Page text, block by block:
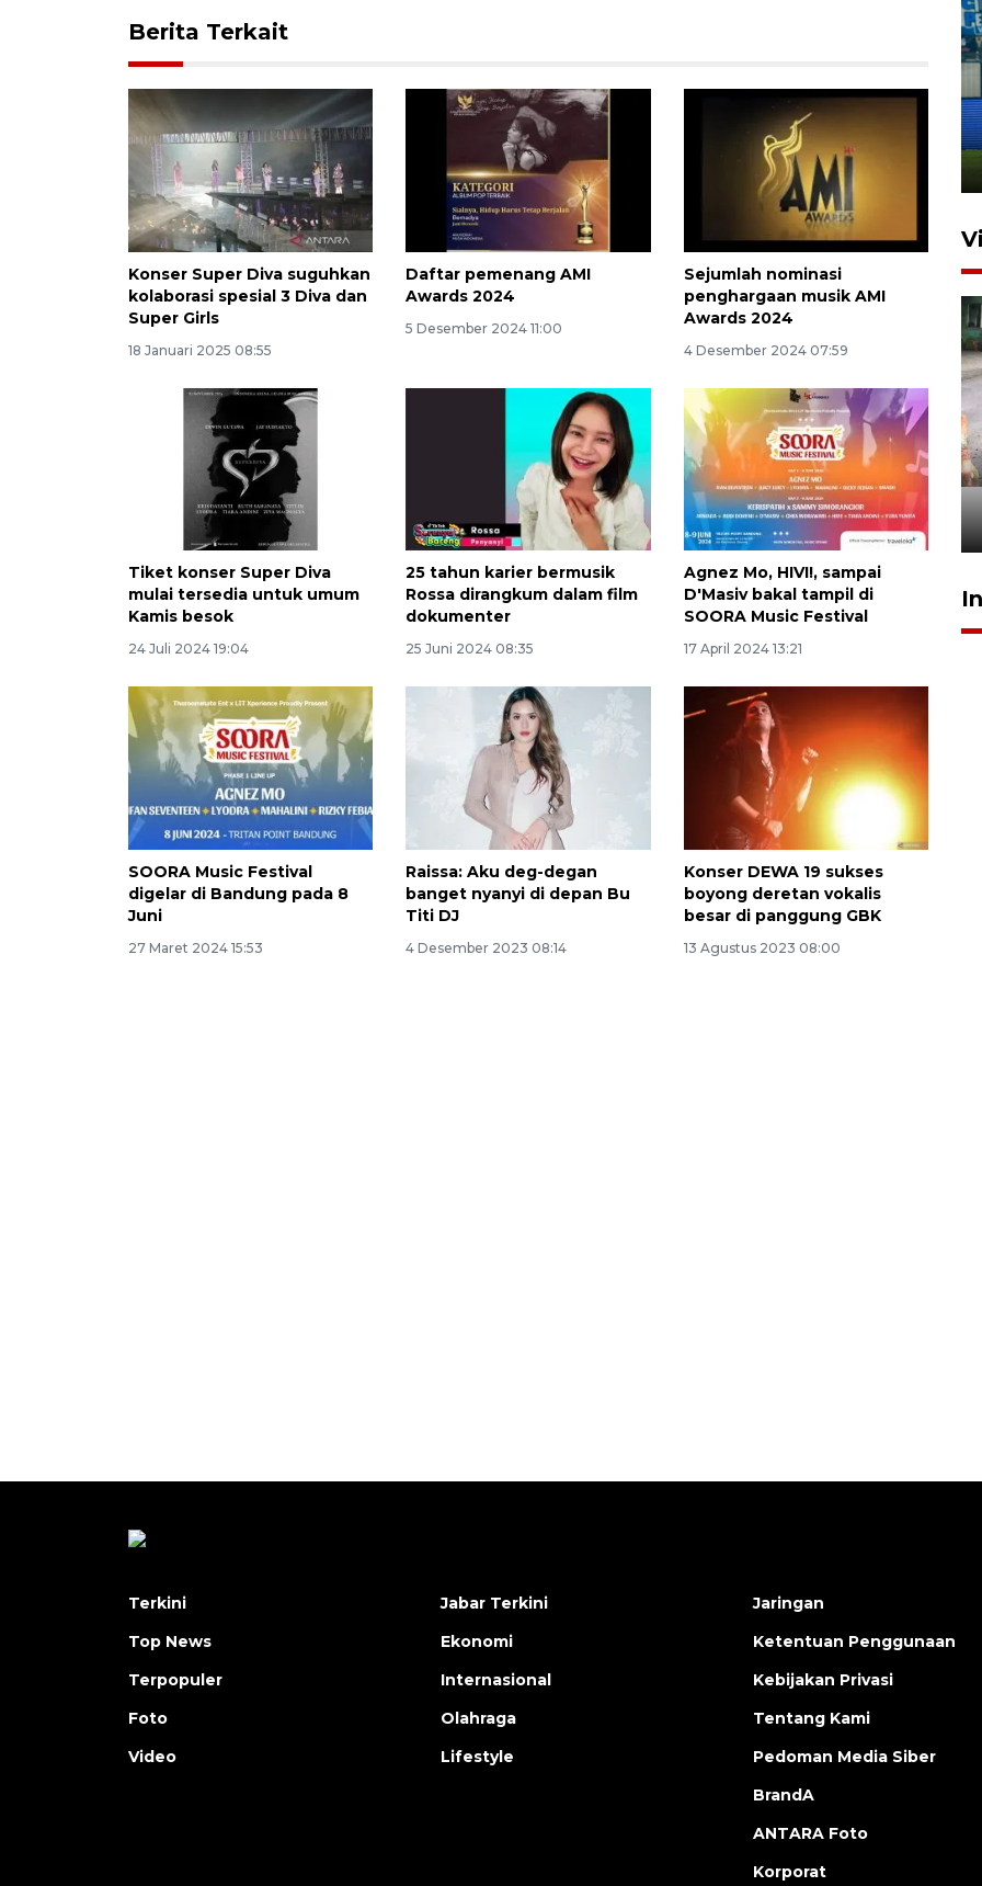
Berita Terkait
Konser Super Diva suguhkan
kolaborasi spesial 3 Diva dan
Super Girls
18 Januari 2025 08:55
Daftar pemenang AMI
Awards 2024
5 Desember 2024 11:00
Sejumlah nominasi
penghargaan musik AMI
Awards 2024
4 Desember 2024 07:59
Tiket konser Super Diva
mulai tersedia untuk umum
Kamis besok
24 Juli 2024 19:04
25 tahun karier bermusik
Rossa dirangkum dalam film
dokumenter
25 Juni 2024 08:35
Agnez Mo, HIVI!, sampai
D'Masiv bakal tampil di
SOORA Music Festival
17 April 2024 13:21
SOORA Music Festival
digelar di Bandung pada 8
Juni
27 Maret 2024 15:53
Raissa: Aku deg-degan
banget nyanyi di depan Bu
Titi DJ
4 Desember 2023 08:14
Konser DEWA 19 sukses
boyong deretan vokalis
besar di panggung GBK
13 Agustus 2023 08:00
Penutupan latihan bela negara
dan manajerial SPPI di
31 Juli 2026 18:01
Pigai: Penangkapan begal
tetap kewenangan aparat
penegak hukum
29 Juli 2026 00:31
Terkini
Top News
Terpopuler
Foto
Video
Jabar Terkini
Ekonomi
Internasional
Olahraga
Lifestyle
Jaringan
Ketentuan Penggunaan
Kebijakan Privasi
Tentang Kami
Pedoman Media Siber
BrandA
ANTARA Foto
Korporat